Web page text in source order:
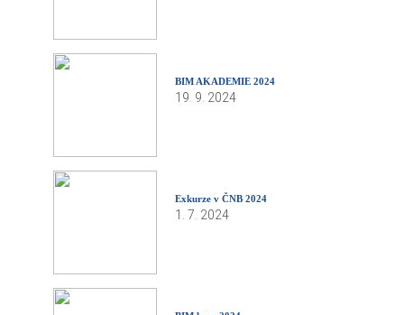
BIM AKADEMIE 2024
19. 9. 2024
Exkurze v ČNB 2024
1. 7. 2024